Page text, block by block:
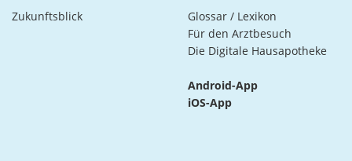
Zukunftsblick
Glossar / Lexikon
Für den Arztbesuch
Die Digitale Hausapotheke
Android-App
iOS-App